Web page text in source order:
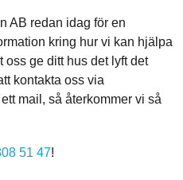
AB redan idag för en
kring hur vi kan hjälpa
oss ge ditt hus det lyft det
kontakta oss via
mail, så återkommer vi så
51 47!